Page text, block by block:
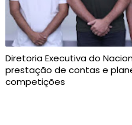
Diretoria Executiva do
prestação de contas e
competições